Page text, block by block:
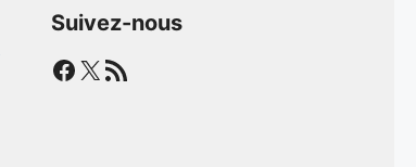
Suivez-nous
Facebook
X Flux RSS